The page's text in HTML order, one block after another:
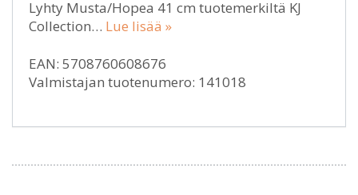
Lyhty Musta/Hopea 41 cm tuotemerkiltä KJ
Collection… Lue lisää »
EAN: 5708760608676
Valmistajan tuotenumero: 141018